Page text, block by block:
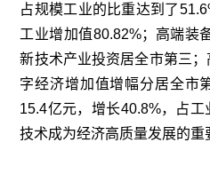
占规模工业的比重达到了
工业增加值80.82%；高端装
新技术产业投资居全市第三
字经济增加值增幅分居全市
15.4亿元，增长40.8%，占
技术成为经济高质量发展的重